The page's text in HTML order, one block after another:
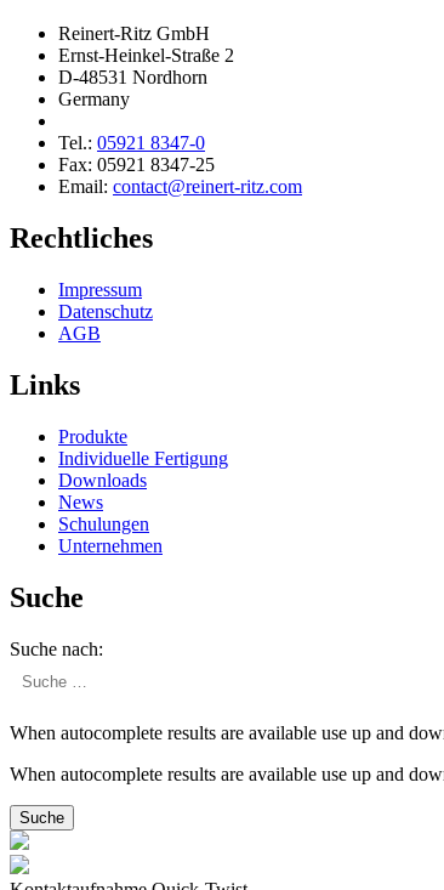
Reinert-Ritz GmbH
Ernst-Heinkel-Straße 2
D-48531 Nordhorn
Germany
Tel.: 05921 8347-0
Fax: 05921 8347-25
Email: contact@reinert-ritz.com
Rechtliches
Impressum
Daten­schutz
AGB
Links
Produkte
Indivi­duelle Fertigung
Downloads
News
Schulungen
Unter­nehmen
Suche
Suche nach:
When autocomplete results are available use up and
When autocomplete results are available use up and